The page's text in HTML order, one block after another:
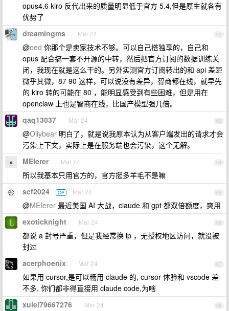
opus4.6 kiro 反代出来的质量明显低于官方 5.4,但是原生就各有
优势了
62
dreamingms Mar 24
@oed 你那个是卖家技术不够。可以自己搭独享的，自己和
opus 配合搞一套不开源的中转，然后把官方订阅的数据训练关
闭，我现在就是这么干的。另外实测官方订阅转出的和 api 差距
微乎其微，87 90 这样，可以说没有差异，智商都在线，就早先
的 kiro 转的可能在 80 ，能明显感受到有些困难，但是用在
openclaw 上也是智商在线，比国产模型强几倍。
63
qaq13037 Mar 24
@Oilybear 明白了，就是说我原本认为从客户端发出的请求才会
污染上下文，实际上是在服务端也会污染，这个无解。
64
MEIerer Mar 24
所以我基本只用官方的，官方挺多羊毛不是嘛
65
scf2024 OP Mar 24
@MEIerer 最近美国 AI 大战，claude 和 gpt 都双倍额度，爽用
66
exoticknight Mar 24
都说 a 封号严重，但是我经常换 ip ，无授权地区访问，就没被
封过
67
acerphoenix Mar 24
如果用 cursor,是可以畅用 claude 的, cursor 体验和 vscode 差
不多, 你们都非得直接用 claude code,为啥
68
xulei79667276 Mar 24